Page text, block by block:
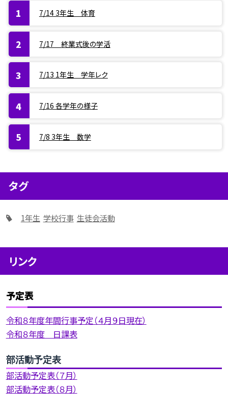
7/14 3年生 体育
7/17 終業式後の学活
7/13 1年生 学年レク
7/16 各学年の様子
7/8 3年生 数学
タグ
1年生 学校行事 生徒会活動
リンク
予定表
令和８年度年間行事予定（４月９日現在）
令和８年度 日課表
部活動予定表
部活動予定表（７月）
部活動予定表（８月）